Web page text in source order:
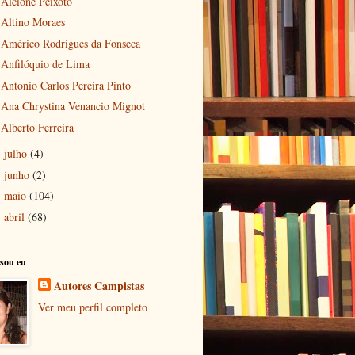
Altino Moraes
Américo Rodrigues da Fonseca
Anfilóquio de Lima
Antonio Carlos Pereira Pinto
Ana Chrystina Venancio Mignot
Alberto Ferreira
julho (4)
junho (2)
maio (104)
abril (68)
eu
Autores Campistas
Ver meu perfil completo